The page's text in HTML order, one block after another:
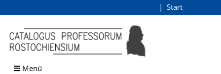
Browsen
direkt zum Inhalt
Start
Menü